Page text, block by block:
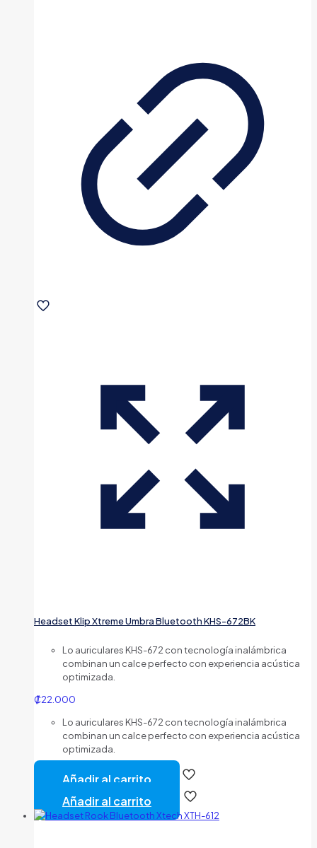
Headset Klip Xtreme Umbra Bluetooth KHS-672BK
Lo auriculares KHS-672 con tecnología inalámbrica
combinan un calce perfecto con experiencia acústica
optimizada.
₡22.000
Lo auriculares KHS-672 con tecnología inalámbrica
combinan un calce perfecto con experiencia acústica
optimizada.
Añadir al carrito
Añadir al carrito